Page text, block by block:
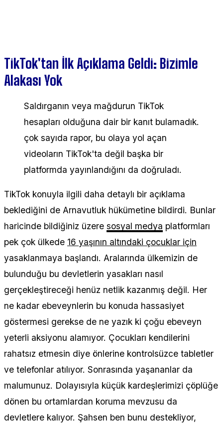
TikTok'tan İlk Açıklama Geldi: Bizimle
Alakası Yok
Saldırganın veya mağdurun TikTok
hesapları olduğuna dair bir kanıt bulamadık.
çok sayıda rapor, bu olaya yol açan
videoların TikTok'ta değil başka bir
platformda yayınlandığını da doğruladı.
TikTok konuyla ilgili daha detaylı bir açıklama
beklediğini de Arnavutluk hükümetine bildirdi. Bunlar
haricinde bildiğiniz üzere sosyal medya platformları
pek çok ülkede 16 yaşının altındaki çocuklar için
yasaklanmaya başlandı. Aralarında ülkemizin de
bulunduğu bu devletlerin yasakları nasıl
gerçekleştireceği henüz netlik kazanmış değil. Her
ne kadar ebeveynlerin bu konuda hassasiyet
göstermesi gerekse de ne yazık ki çoğu ebeveyn
yeterli aksiyonu alamıyor. Çocukları kendilerini
rahatsız etmesin diye önlerine kontrolsüzce tabletler
ve telefonlar atılıyor. Sonrasında yaşananlar da
malumunuz. Dolayısıyla küçük kardeşlerimizi çöplüğe
dönen bu ortamlardan koruma mevzusu da
devletlere kalıyor. Şahsen ben bunu destekliyor,